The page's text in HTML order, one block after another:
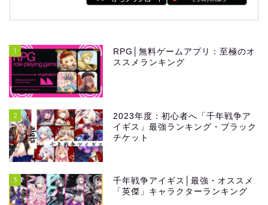
1
RPG│無料ゲームアプリ：至極のオ
ススメランキング
2
2023年度：初心者へ「千年戦争ア
イギス」最強ランキング・ブラック
チケット
3
千年戦争アイギス│最強・オススメ
「英傑」キャラクターランキング